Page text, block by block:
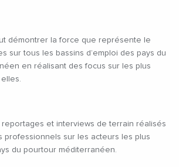
démontrer la force que représente le
sur tous les bassins d’emploi des pays du
en réalisant des focus sur les plus
et interviews de terrain réalisés
professionnels sur les acteurs les plus
du pourtour méditerranéen.